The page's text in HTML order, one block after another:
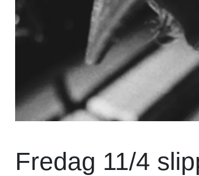
Fredag 11/4